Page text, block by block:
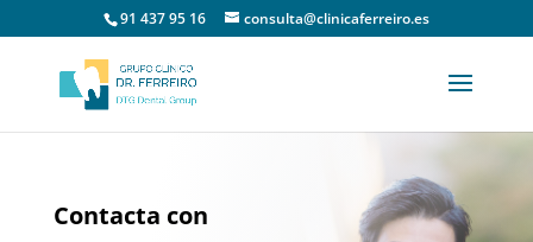
91 437 95 16 consulta@clinicaferreiro.es
Contacta con